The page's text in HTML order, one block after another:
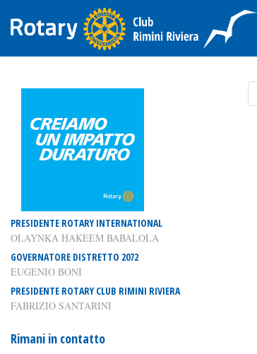
PRESIDENTE ROTARY INTERNATIONAL
OLAYNKA HAKEEM BABALOLA
GOVERNATORE DISTRETTO 2072
EUGENIO BONI
PRESIDENTE ROTARY CLUB RIMINI RIVIERA
FABRIZIO SANTARINI
Rimani in contatto